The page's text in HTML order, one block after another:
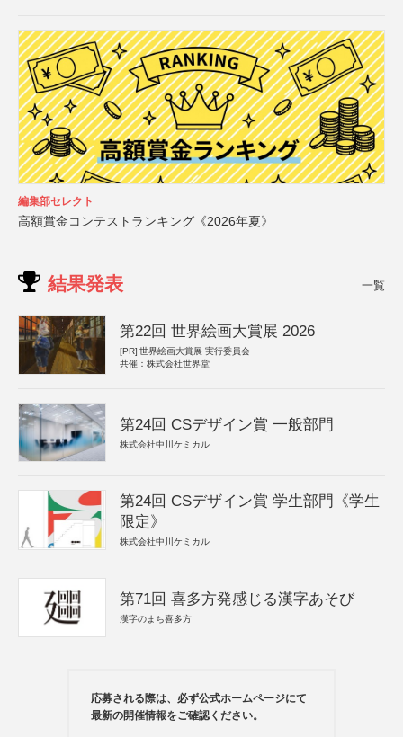
編集部セレクト
高額賞金コンテストランキング《2026年夏》
結果発表 一覧
第22回 世界絵画大賞展 2026
[PR] 世界絵画大賞展 実行委員会
共催：株式会社世界堂
第24回 CSデザイン賞 一般部門
株式会社中川ケミカル
第24回 CSデザイン賞 学生部門《学生
限定》
株式会社中川ケミカル
第71回 喜多方発感じる漢字あそび
漢字のまち喜多方
応募される際は、必ず公式ホームページにて
最新の開催情報をご確認ください。